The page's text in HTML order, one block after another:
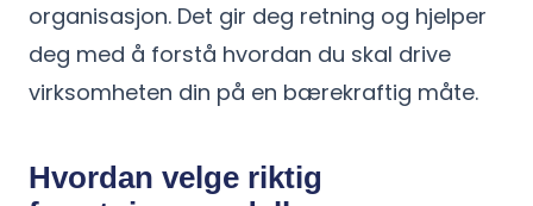
organisasjon. Det gir deg retning og hjelper
deg med å forstå hvordan du skal drive
virksomheten din på en bærekraftig måte.
Hvordan velge riktig